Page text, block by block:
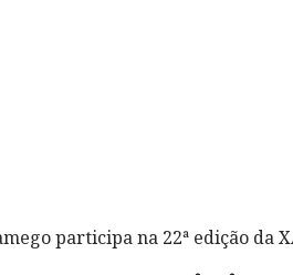
participa na 22ª edição da